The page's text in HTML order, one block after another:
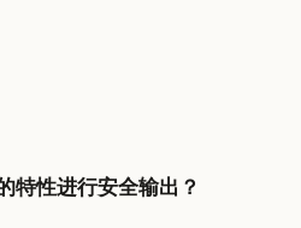
特性进行安全输出？